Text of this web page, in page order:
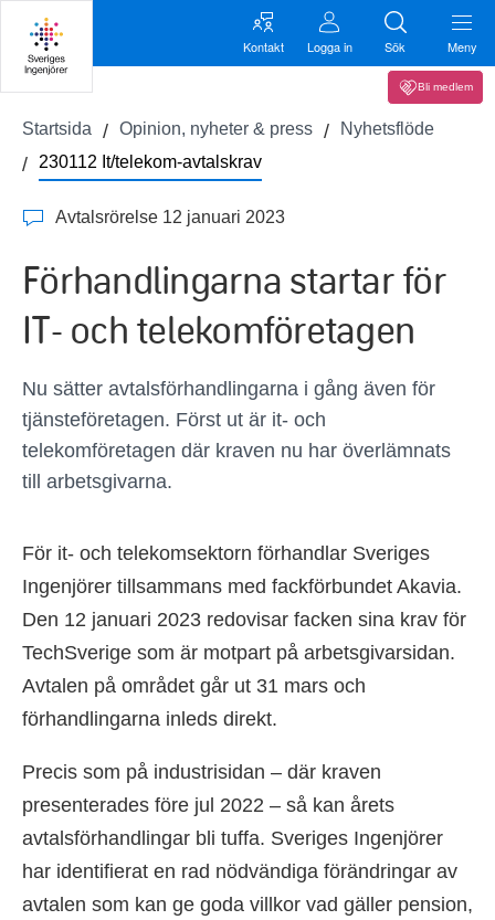
Kontakt Logga in Sök Meny
Bli medlem
Startsida Opinion, nyheter & press
Nyhetsflöde
230112 It/telekom-avtalskrav
Avtalsrörelse 12 januari 2023
Förhandlingarna startar för
IT- och telekomföretagen
Nu sätter avtalsförhandlingarna i gång även för
tjänsteföretagen. Först ut är it- och
telekomföretagen där kraven nu har överlämnats
till arbetsgivarna.
För it- och telekomsektorn förhandlar Sveriges
Ingenjörer tillsammans med fackförbundet Akavia.
Den 12 januari 2023 redovisar facken sina krav för
TechSverige som är motpart på arbetsgivarsidan.
Avtalen på området går ut 31 mars och
förhandlingarna inleds direkt.
Precis som på industrisidan – där kraven
presenterades före jul 2022 – så kan årets
avtalsförhandlingar bli tuffa. Sveriges Ingenjörer
har identifierat en rad nödvändiga förändringar av
avtalen som kan ge goda villkor vad gäller pension,